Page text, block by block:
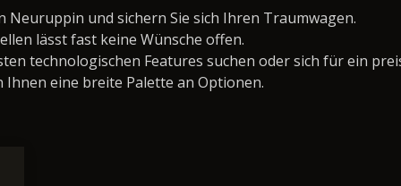
Neuruppin und sichern Sie sich Ihren Traumwagen.
lässt fast keine Wünsche offen.
technologischen Features suchen oder sich für ein
eine breite Palette an Optionen.